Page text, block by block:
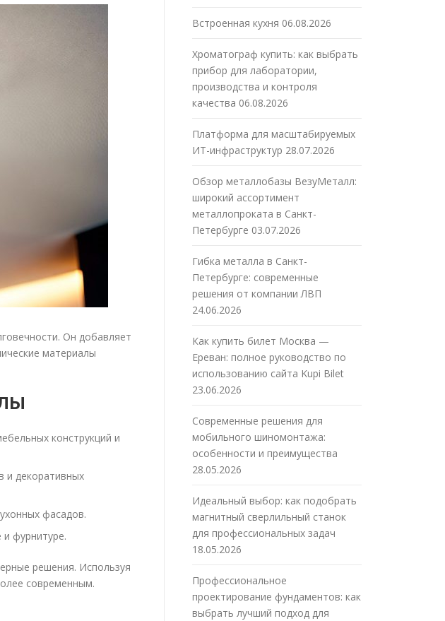
Он добавляет
материалы
конструкций и
и декоративных
фасадов.
фурнитуре.
решения. Используя
современным.
Встроенная кухня 06.08.2026
Хроматограф купить: как выбрать
прибор для лаборатории,
производства и контроля
качества 06.08.2026
Платформа для масштабируемых
ИТ-инфраструктур 28.07.2026
Обзор металлобазы ВезуМеталл:
широкий ассортимент
металлопроката в Санкт-
Петербурге 03.07.2026
Гибка металла в Санкт-
Петербурге: современные
решения от компании ЛВП
24.06.2026
Как купить билет Москва —
Ереван: полное руководство по
использованию сайта Kupi Bilet
23.06.2026
Современные решения для
мобильного шиномонтажа:
особенности и преимущества
28.05.2026
Идеальный выбор: как подобрать
магнитный сверлильный станок
для профессиональных задач
18.05.2026
Профессиональное
проектирование фундаментов: как
выбрать лучший подход для